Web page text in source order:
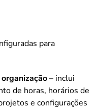
para
– inclui
de horas, horários de
e configurações